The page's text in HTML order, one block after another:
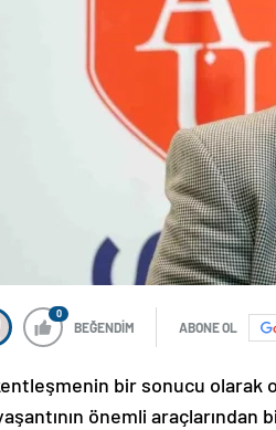
0
BEĞENDİM ABONE OL
bir sonucu olarak
önemli